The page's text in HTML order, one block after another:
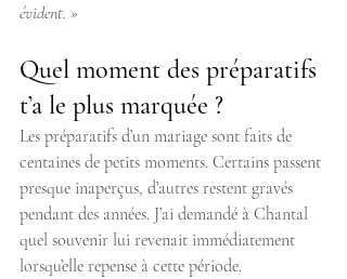
évident. »
Quel moment des préparatifs
t’a le plus marquée ?
Les préparatifs d’un mariage sont faits de
centaines de petits moments. Certains passent
presque inaperçus, d’autres restent gravés
pendant des années. J’ai demandé à Chantal
quel souvenir lui revenait immédiatement
lorsqu’elle repense à cette période.